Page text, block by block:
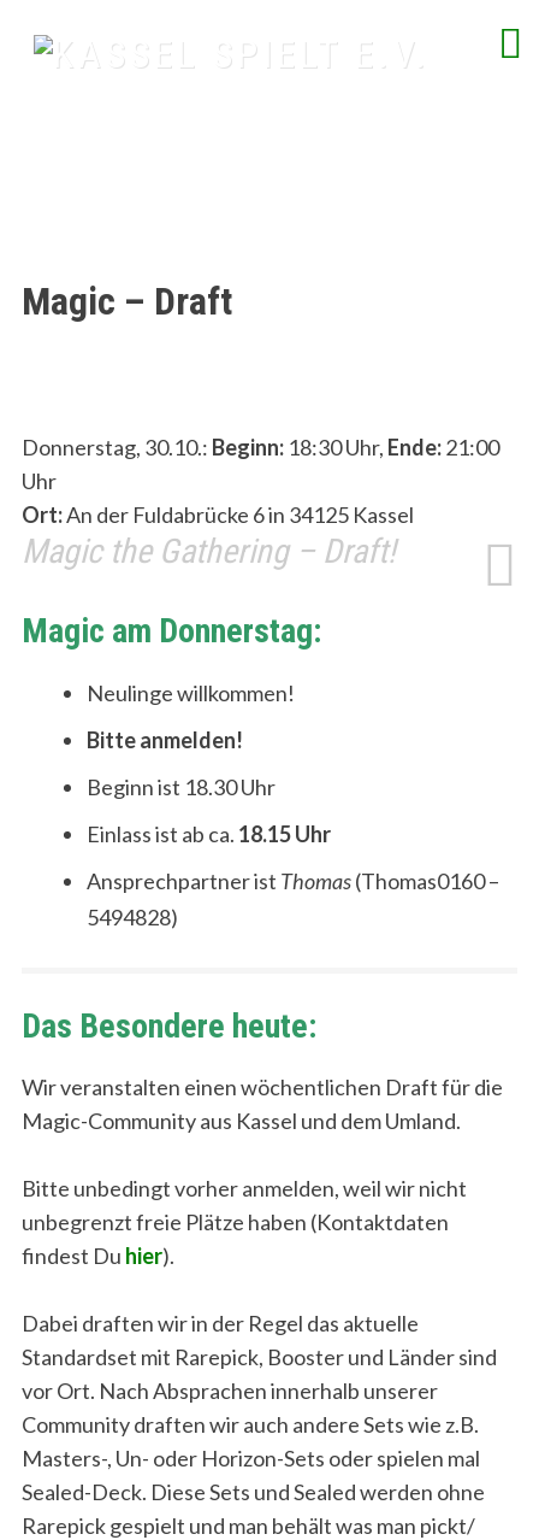
Magic – Draft
Donnerstag, 30.10.: Beginn:18:30 Uhr, Ende:21:00
Uhr
Ort:An der Fuldabrücke 6 in 34125 Kassel
Magic the Gathering – Draft!
Magic am Donnerstag:
Neulinge willkommen!
Bitte anmelden!
Beginn ist 18.30 Uhr
Einlass ist ab ca. 18.15 Uhr
Ansprechpartner ist Thomas(Thomas0160 –
5494828)
Das Besondere heute:
Wir veranstalten einen wöchentlichen Draft für die
Magic-Community aus Kassel und dem Umland.
Bitte unbedingt vorher anmelden, weil wir nicht
unbegrenzt freie Plätze haben (Kontaktdaten
findest Du hier).
Dabei draften wir in der Regel das aktuelle
Standardset mit Rarepick, Booster und Länder sind
vor Ort. Nach Absprachen innerhalb unserer
Community draften wir auch andere Sets wie z.B.
Masters-, Un- oder Horizon-Sets oder spielen mal
Sealed-Deck. Diese Sets und Sealed werden ohne
Rarepick gespielt und man behält was man pickt/